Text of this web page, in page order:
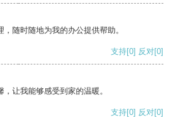
随时随地为我的办公提供帮助。
支持[0] 反对[0]
让我能够感受到家的温暖。
支持[0] 反对[0]